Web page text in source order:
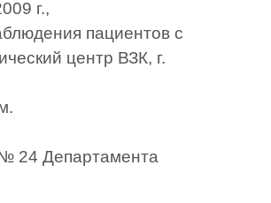
г.,
пациентов с
центр ВЗК, г.
№ 24 Департамента